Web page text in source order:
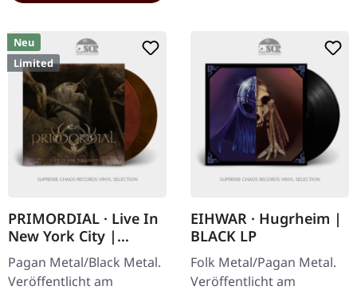
Neu
Limited
PRIMORDIAL · Live In
New York City |
ASHEN BRONZE 2LP
Pagan Metal/Black Metal.
Veröffentlicht am
EIHWAR · Hugrheim |
BLACK LP
Folk Metal/Pagan Metal.
Veröffentlicht am